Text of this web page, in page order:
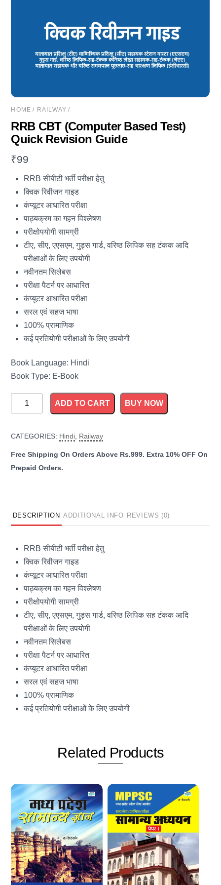
HOME / RAILWAY /
RRB CBT (Computer Based Test)
Quick Revision Guide
₹99
RRB सीबीटी भर्ती परीक्षा हेतु
क्विक रिवीजन गाइड
कंप्यूटर आधारित परीक्षा
पाठ्यक्रम का गहन विश्लेषण
परीक्षोपयोगी सामग्री
टीए, सीए, एएसएम, गुड्स गार्ड, वरिष्ठ लिपिक सह टंकक आदि
परीक्षाओं के लिए उपयोगी
नवीनतम सिलेबस
परीक्षा पैटर्न पर आधारित
कंप्यूटर आधारित परीक्षा
सरल एवं सहज भाषा
100% प्रामाणिक
कई प्रतियोगी परीक्षाओं के लिए उपयोगी
Book Language: Hindi
Book Type: E-Book
RRB
CBT
Based
Test)
Quick
ADD TO CART BUY NOW
CATEGORIES: Hindi Railway
DESCRIPTION ADDITIONAL INFO REVIEWS (0)
RRB सीबीटी भर्ती परीक्षा हेतु
क्विक रिवीजन गाइड
कंप्यूटर आधारित परीक्षा
पाठ्यक्रम का गहन विश्लेषण
परीक्षोपयोगी सामग्री
टीए, सीए, एएसएम, गुड्स गार्ड, वरिष्ठ लिपिक सह टंकक आदि
परीक्षाओं के लिए उपयोगी
नवीनतम सिलेबस
परीक्षा पैटर्न पर आधारित
कंप्यूटर आधारित परीक्षा
सरल एवं सहज भाषा
100% प्रामाणिक
कई प्रतियोगी परीक्षाओं के लिए उपयोगी
Related Products